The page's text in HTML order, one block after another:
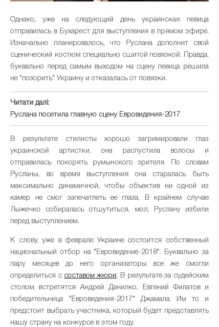
Однако, уже на следующий день украинская певица
отправилась в Бухарест для выступления в прямом эфире.
Изначально планировалось, что Руслана дополнит свой
сценический костюм специально сшитой повязкой. Правда,
буквально перед самым выходом на сцену певица решила
не "позорить" Украину и отказалась от повязки.
Читати далі:
Руслана посетила главную сцену Евровидения-2017
В результате стилисты хорошо загримировали глаз
украинской артистки, она распустила волосы и
отправилась покорять румынского зрителя. По словам
Русланы, во время выступления она старалась быть
максимально динамичной, чтобы объектив ни одной из
камер не смог запечатлеть ее глаза. В крайнем случае
Лыжечко собиралась отшутиться, мол, Руслану избили
перед выступлением.
К слову, уже в феврале Украине состоится собственный
национальный отбор на "Евровидение-2018". Буквально за
пару месяцев до него организаторы все же смогли
определиться с составом жюри. В результате за судейским
столом встретятся Андрей Данилко, Евгений Филатов и
победительница "Евровидения-2017" Джамала. Им то и
предстоит выбрать участника, который будет представлять
нашу страну на конкурсе в этом году.